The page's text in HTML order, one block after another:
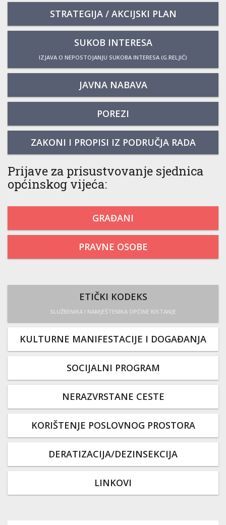
STRATEGIJA / AKCIJSKI PLAN
SUKOB INTERESA
IZJAVA O NEPOSTOJANJU SUKOBA INTERESA (G.RELJIĆ)
JAVNA NABAVA
POREZI
ZAKONI I PROPISI IZ PODRUČJA RADA
Prijave za prisustvovanje sjednica
općinskog vijeća:
GRAĐANI
PRAVNE OSOBE
ETIČKI KODEKS
SLUŽBENIKA I NAMJEŠTENIKA OPĆINE KISTANJE
KULTURNE MANIFESTACIJE I DOGAĐANJA
SOCIJALNI PROGRAM
NERAZVRSTANE CESTE
KORIŠTENJE POSLOVNOG PROSTORA
DERATIZACIJA/DEZINSEKCIJA
LINKOVI